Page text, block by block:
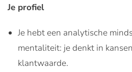
Je profiel
Je hebt een analytische
mentaliteit: je denkt in
klantwaarde.